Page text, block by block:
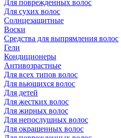
Для поврежденных волос
Для сухих волос
Солнцезащитные
Воски
Средства для выпрямления волос
Гели
Кондиционеры
Антивозрастные
Для всех типов волос
Для вьющихся волос
Для детей
Для жестких волос
Для жирных волос
Для непослушных волос
Для окрашенных волос